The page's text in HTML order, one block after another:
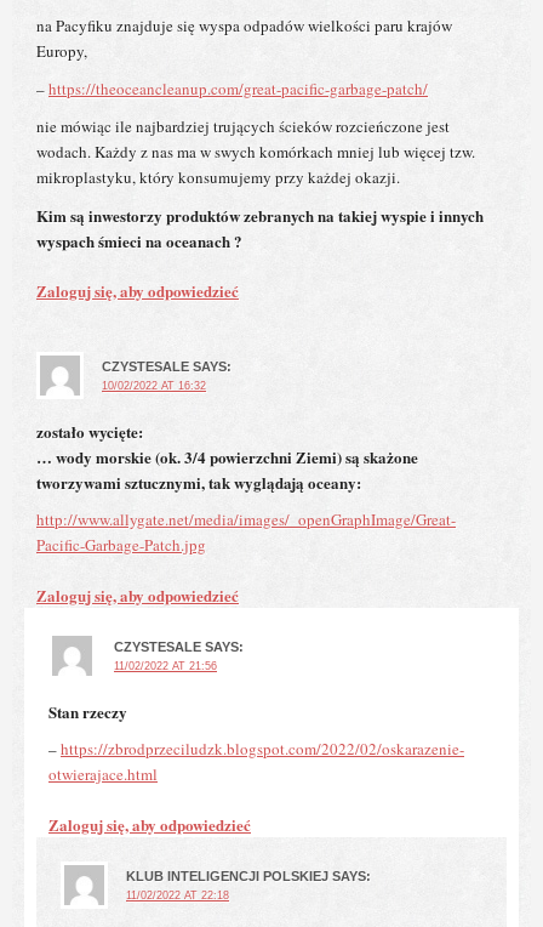
na Pacyfiku znajduje się wyspa odpadów wielkości paru krajów
Europy,
–https://theoceancleanup.com/great-pacific-garbage-patch/
nie mówiąc ile najbardziej trujących ścieków rozcieńczone jest
wodach. Każdy z nas ma w swych komórkach mniej lub więcej tzw.
mikroplastyku, który konsumujemy przy każdej okazji.
Kim są inwestorzy produktów zebranych na takiej wyspie i innych
wyspach śmieci na oceanach ?
Zaloguj się, aby odpowiedzieć
CZYSTESALE SAYS:
10/02/2022 AT 16:32
zostało wycięte:
… wody morskie (ok. 3/4 powierzchni Ziemi) są skażone
tworzywami sztucznymi, tak wyglądają oceany:
http://www.allygate.net/media/images/_openGraphImage/Great-
Pacific-Garbage-Patch.jpg
Zaloguj się, aby odpowiedzieć
CZYSTESALE SAYS:
11/02/2022 AT 21:56
Stan rzeczy
–https://zbrodprzeciludzk.blogspot.com/2022/02/oskarazenie-
otwierajace.html
Zaloguj się, aby odpowiedzieć
KLUB INTELIGENCJI POLSKIEJ SAYS:
11/02/2022 AT 22:18